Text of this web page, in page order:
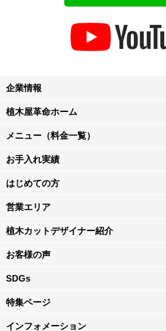
企業情報
植木屋革命ホーム
メニュー（料金一覧）
お手入れ実績
はじめての方
営業エリア
植木カットデザイナー紹介
お客様の声
SDGs
特集ページ
インフォメーション